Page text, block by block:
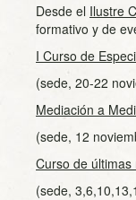
Desde el Ilustre
formativo y de
I Curso de
(sede, 20-22
Mediación a
(sede, 12
Curso de
(sede,